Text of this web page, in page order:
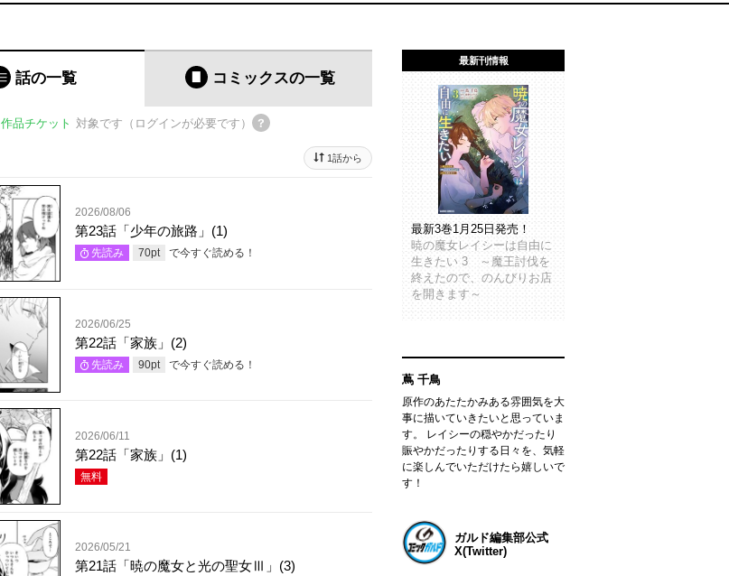
話の一覧 コミックスの一覧
作品チケット 対象です（ログインが必要です）
1話から
2026/08/06
第23話「少年の旅路」(1)
先読み 70pt で今すぐ読める！
2026/06/25
第22話「家族」(2)
先読み 90pt で今すぐ読める！
2026/06/11
第22話「家族」(1)
無料
2026/05/21
第21話「暁の魔女と光の聖女Ⅲ」(3)
最新刊情報
最新3巻1月25日発売！
暁の魔女レイシーは自由に
生きたい 3 ～魔王討伐を
終えたので、のんびりお店
を開きます～
蔦 千鳥
原作のあたたかみある雰囲気を大
事に描いていきたいと思っていま
す。 レイシーの穏やかだったり
賑やかだったりする日々を、気軽
に楽しんでいただけたら嬉しいで
す！
ガルド編集部公式
X(Twitter)